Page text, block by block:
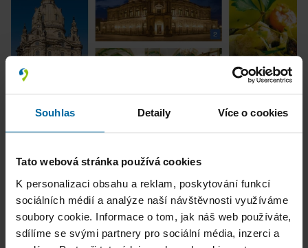
Souhlas Detaily Více o cookies
Tato webová stránka používá cookies
K personalizaci obsahu a reklam, poskytování funkcí
sociálních médií a analýze naší návštěvnosti využíváme
soubory cookie. Informace o tom, jak náš web používáte,
sdílíme se svými partnery pro sociální média, inzerci a